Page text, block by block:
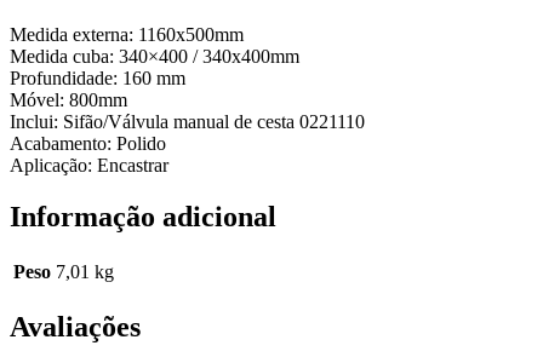
Medida externa: 1160x500mm
Medida cuba: 340×400 / 340x400mm
Profundidade: 160 mm
Móvel: 800mm
Inclui: Sifão/Válvula manual de cesta 0221110
Acabamento: Polido
Aplicação: Encastrar
Informação adicional
Peso 7,01 kg
Avaliações